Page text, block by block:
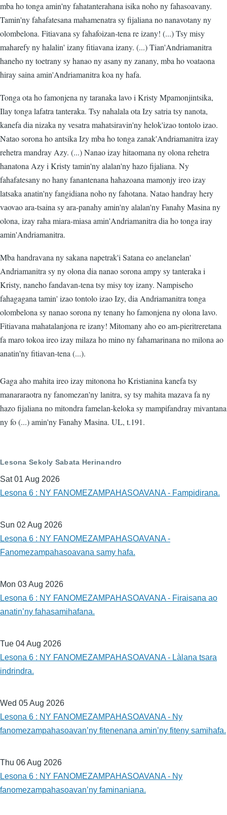
mba ho tonga amin'ny fahatanterahana isika noho ny fahasoavany.
Tamin'ny fahafatesana mahamenatra sy fijaliana no nanavotany ny
olombelona. Fitiavana sy fahafoizan-tena re izany! (...) Tsy misy
maharefy ny halalin' izany fitiavana izany. (...) Tian'Andriamanitra
haneho ny toetrany sy hanao ny asany ny zanany, mba ho voataona
hiray saina amin'Andriamanitra koa ny hafa.
Tonga ota ho famonjena ny taranaka lavo i Kristy Mpamonjintsika,
Ilay tonga lafatra tanteraka. Tsy nahalala ota Izy satria tsy nanota,
kanefa dia nizaka ny vesatra mahatsiravin'ny helok'izao tontolo izao.
Natao sorona ho antsika Izy mba ho tonga zanak'Andriamanitra izay
rehetra mandray Azy. (...) Nanao izay hitaomana ny olona rehetra
hanatona Azy i Kristy tamin'ny alalan'ny hazo fijaliana. Ny
fahafatesany no hany fanantenana hahazoana mamonjy ireo izay
latsaka anatin'ny fangidiana noho ny fahotana. Natao handray hery
vaovao ara-tsaina sy ara-panahy amin'ny alalan'ny Fanahy Masina ny
olona, izay raha miara-miasa amin'Andriamanitra dia ho tonga iray
amin'Andriamanitra.
Mba handravana ny sakana napetrak'i Satana eo anelanelan'
Andriamanitra sy ny olona dia nanao sorona ampy sy tanteraka i
Kristy, naneho fandavan-tena tsy misy toy izany. Nampiseho
fahagagana tamin' izao tontolo izao Izy, dia Andriamanitra tonga
olombelona sy nanao sorona ny tenany ho famonjena ny olona lavo.
Fitiavana mahatalanjona re izany! Mitomany aho eo am-pieritreretana
fa maro tokoa ireo izay milaza ho mino ny fahamarinana no milona ao
anatin'ny fitiavan-tena (...).
Gaga aho mahita ireo izay mitonona ho Kristianina kanefa tsy
manararaotra ny fanomezan'ny lanitra, sy tsy mahita mazava fa ny
hazo fijaliana no mitondra famelan-keloka sy mampifandray mivantana
ny fo (...) amin'ny Fanahy Masina. UL, t.191.
Lesona Sekoly Sabata Herinandro
Sat 01 Aug 2026
Lesona 6 : NY FANOMEZAMPAHASOAVANA - Fampidirana.
Sun 02 Aug 2026
Lesona 6 : NY FANOMEZAMPAHASOAVANA -
Fanomezampahasoavana samy hafa.
Mon 03 Aug 2026
Lesona 6 : NY FANOMEZAMPAHASOAVANA - Firaisana ao
anatin’ny fahasamihafana.
Tue 04 Aug 2026
Lesona 6 : NY FANOMEZAMPAHASOAVANA - Làlana tsara
indrindra.
Wed 05 Aug 2026
Lesona 6 : NY FANOMEZAMPAHASOAVANA - Ny
fanomezampahasoavan’ny fitenenana amin’ny fiteny samihafa.
Thu 06 Aug 2026
Lesona 6 : NY FANOMEZAMPAHASOAVANA - Ny
fanomezampahasoavan’ny faminaniana.